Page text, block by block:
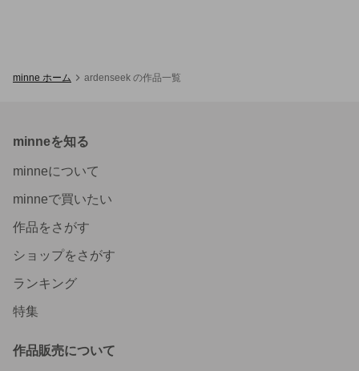
minne ホーム ardenseek の作品一覧
minneを知る
minneについて
minneで買いたい
作品をさがす
ショップをさがす
ランキング
特集
作品販売について